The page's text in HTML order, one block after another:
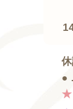
●
★